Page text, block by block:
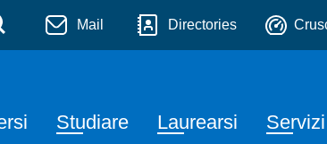
to main content e Tecniche
di servizio
Mail Directories
Studiare Laurearsi Servizi